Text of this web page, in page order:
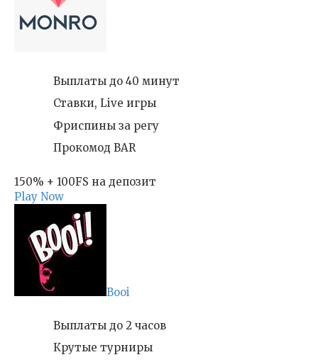
Выплаты до 40 минут
Ставки, Live игры
Фриспины за регу
Прокомод BAR
150% + 100FS на депозит
Play Now
Booi
Выплаты до 2 часов
Крутые турниры